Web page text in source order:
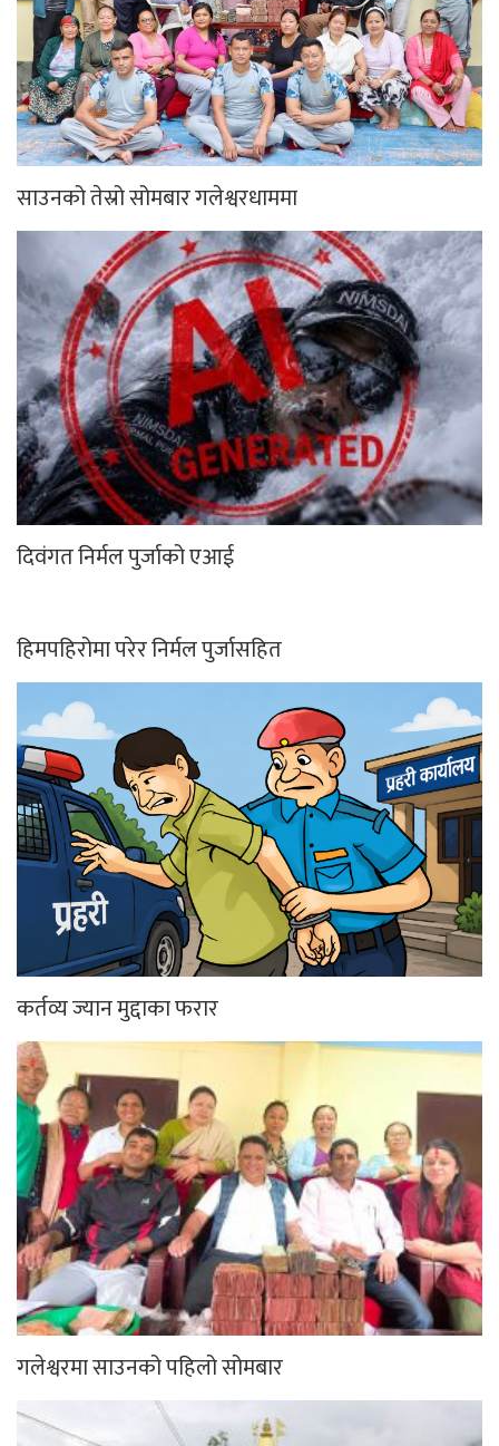
साउनको तेस्रो सोमबार गलेश्वरधाममा
दिवंगत निर्मल पुर्जाको एआई
हिमपहिरोमा परेर निर्मल पुर्जासहित
कर्तव्य ज्यान मुद्दाका फरार
गलेश्वरमा साउनको पहिलो सोमबार